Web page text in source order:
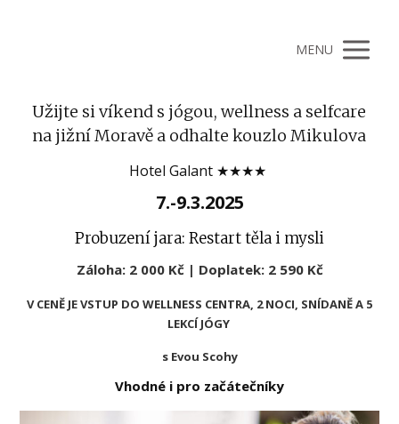
MENU
Užijte si víkend s jógou, wellness a selfcare
na jižní Moravě a odhalte kouzlo Mikulova
Hotel Galant ★★★★
7.-9.3.2025
Probuzení jara: Restart těla i mysli
Záloha:2 000 Kč | Doplatek:2 590 Kč
V CENĚ JE VSTUP DO WELLNESS CENTRA, 2 NOCI, SNÍDANĚ A 5
LEKCÍ JÓGY
s Evou Scohy
Vhodné i pro začátečníky